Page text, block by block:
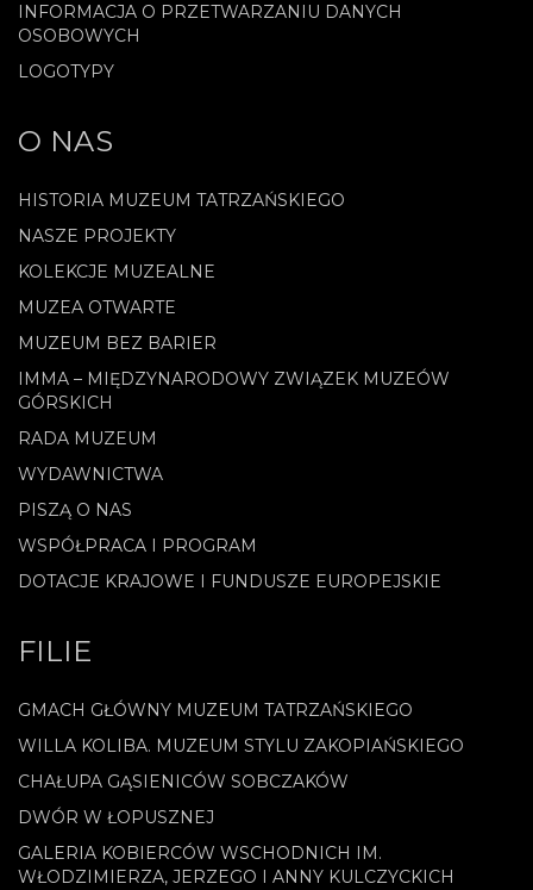
INFORMACJA O PRZETWARZANIU DANYCH
OSOBOWYCH
LOGOTYPY
O NAS
HISTORIA MUZEUM TATRZAŃSKIEGO
NASZE PROJEKTY
KOLEKCJE MUZEALNE
MUZEA OTWARTE
MUZEUM BEZ BARIER
IMMA – MIĘDZYNARODOWY ZWIĄZEK MUZEÓW
GÓRSKICH
RADA MUZEUM
WYDAWNICTWA
PISZĄ O NAS
WSPÓŁPRACA I PROGRAM
DOTACJE KRAJOWE I FUNDUSZE EUROPEJSKIE
FILIE
GMACH GŁÓWNY MUZEUM TATRZAŃSKIEGO
WILLA KOLIBA. MUZEUM STYLU ZAKOPIAŃSKIEGO
CHAŁUPA GĄSIENICÓW SOBCZAKÓW
DWÓR W ŁOPUSZNEJ
GALERIA KOBIERCÓW WSCHODNICH IM.
WŁODZIMIERZA, JERZEGO I ANNY KULCZYCKICH